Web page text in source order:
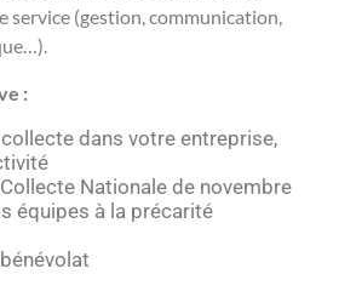
service (gestion, communication,
:
dans votre entreprise,
Nationale de novembre
équipes à la précarité